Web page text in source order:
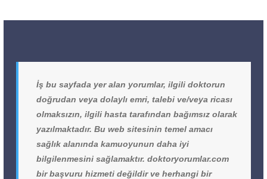
İş bu sayfada yer alan yorumlar, ilgili doktorun
doğrudan veya dolaylı emri, talebi ve/veya ricası
olmaksızın, ilgili hasta tarafından bağımsız olarak
yazılmaktadır. Bu web sitesinin temel amacı
sağlık alanında kamuoyunun daha iyi
bilgilenmesini sağlamaktır. doktoryorumlar.com
bir başvuru hizmeti değildir ve herhangi bir